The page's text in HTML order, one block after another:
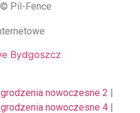
Pil-Fence
nowoczesne 2 |
nowoczesne 4 |